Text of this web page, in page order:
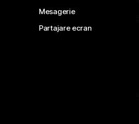
Mesagerie
Partajare ecran